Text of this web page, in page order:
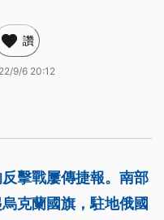
讚
9/6 20:12
擊戰屢傳捷報。南部
克蘭國旗，駐地俄國